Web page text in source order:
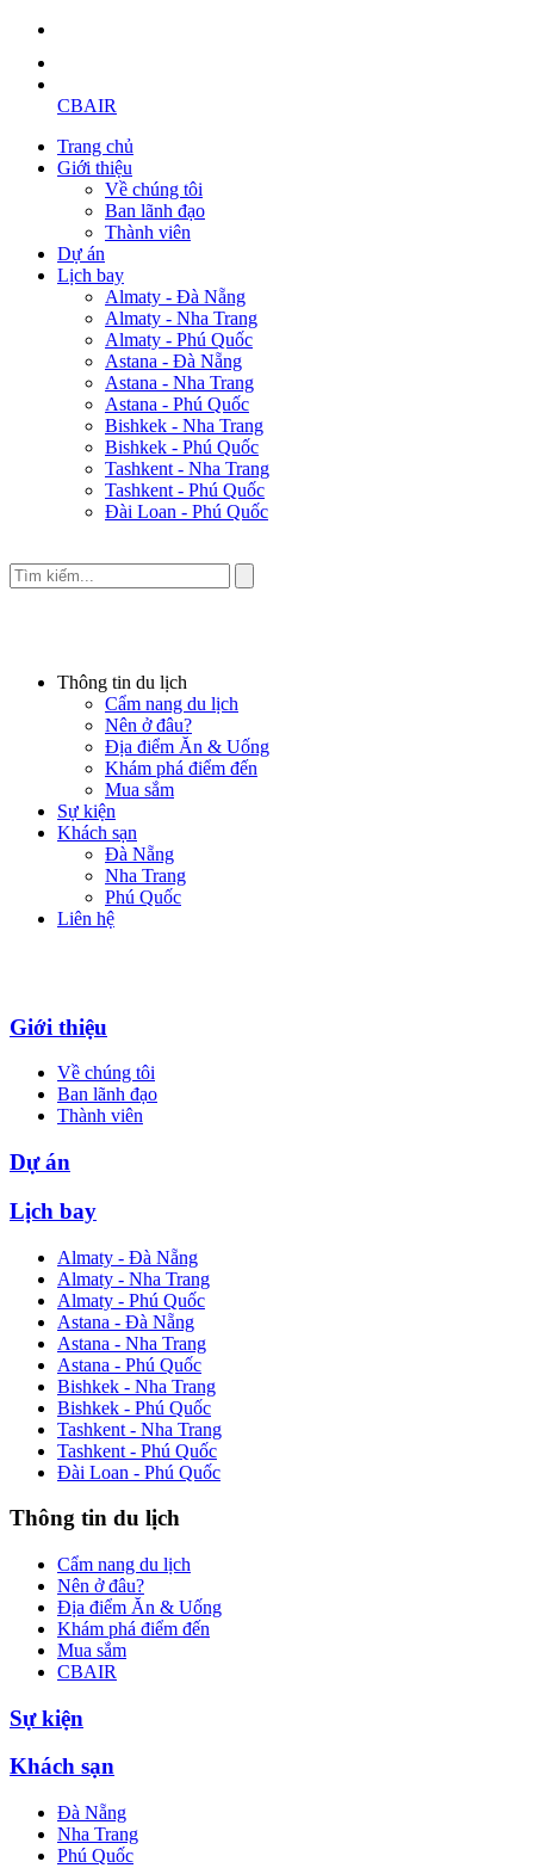
CBAIR
Trang chủ
Giới thiệu
Về chúng tôi
Ban lãnh đạo
Thành viên
Dự án
Lịch bay
Almaty - Đà Nẵng
Almaty - Nha Trang
Almaty - Phú Quốc
Astana - Đà Nẵng
Astana - Nha Trang
Astana - Phú Quốc
Bishkek - Nha Trang
Bishkek - Phú Quốc
Tashkent - Nha Trang
Tashkent - Phú Quốc
Đài Loan - Phú Quốc
Thông tin du lịch
Cẩm nang du lịch
Nên ở đâu?
Địa điểm Ăn & Uống
Khám phá điểm đến
Mua sắm
Sự kiện
Khách sạn
Đà Nẵng
Nha Trang
Phú Quốc
Liên hệ
Giới thiệu
Về chúng tôi
Ban lãnh đạo
Thành viên
Dự án
Lịch bay
Almaty - Đà Nẵng
Almaty - Nha Trang
Almaty - Phú Quốc
Astana - Đà Nẵng
Astana - Nha Trang
Astana - Phú Quốc
Bishkek - Nha Trang
Bishkek - Phú Quốc
Tashkent - Nha Trang
Tashkent - Phú Quốc
Đài Loan - Phú Quốc
Thông tin du lịch
Cẩm nang du lịch
Nên ở đâu?
Địa điểm Ăn & Uống
Khám phá điểm đến
Mua sắm
CBAIR
Sự kiện
Khách sạn
Đà Nẵng
Nha Trang
Phú Quốc